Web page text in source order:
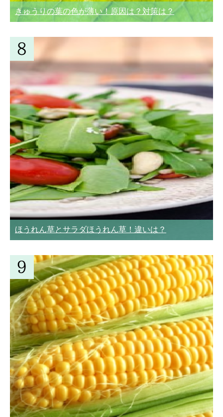
きゅうりの葉の色が薄い！原因は？対策は？
ほうれん草とサラダほうれん草！違いは？